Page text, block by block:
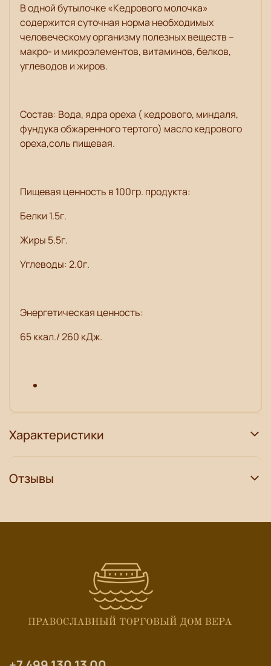
В одной бутылочке «Кедрового молочка»
содержится суточная норма необходимых
человеческому организму полезных веществ –
макро- и микроэлементов, витаминов, белков,
углеводов и жиров.
Состав: Вода, ядра ореха ( кедрового, миндаля,
фундука обжаренного тертого) масло кедрового
ореха,соль пищевая.
Пищевая ценность в 100гр. продукта:
Белки 1.5г.
Жиры 5.5г.
Углеводы: 2.0г.
Энергетическая ценность:
65 ккал./ 260 кДж.
Характеристики
Отзывы